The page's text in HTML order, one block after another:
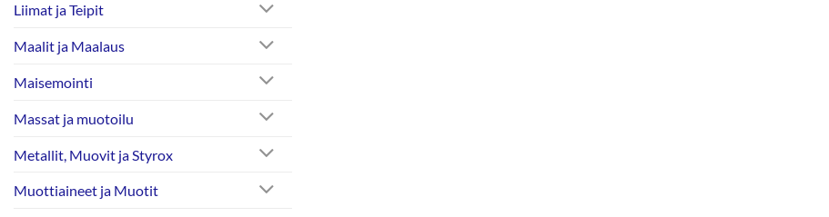
Liimat ja Teipit
Maalit ja Maalaus
Maisemointi
Massat ja muotoilu
Metallit, Muovit ja Styrox
Muottiaineet ja Muotit